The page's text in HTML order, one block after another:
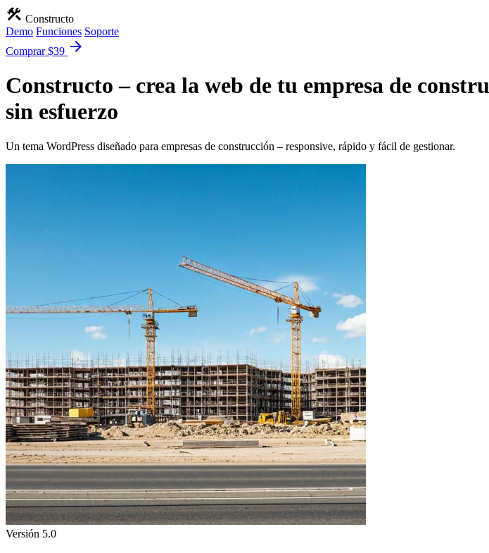
construction Constructo
Demo Funciones Soporte
Comprar $39 arrow_forward
Constructo – crea la web de tu empresa de
sin esfuerzo
Un tema WordPress diseñado para empresas de construcción – responsive, rápido y fácil de gestionar.
Versión 5.0